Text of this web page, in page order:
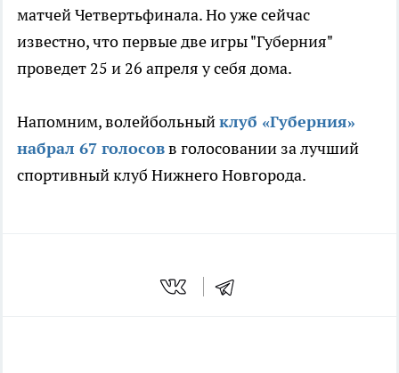
матчей Четвертьфинала. Но уже сейчас
известно, что первые две игры "Губерния"
проведет 25 и 26 апреля у себя дома.
Напомним, волейбольныйклуб «Губерния»
набрал 67 голосовв голосовании за лучший
спортивный клуб Нижнего Новгорода.